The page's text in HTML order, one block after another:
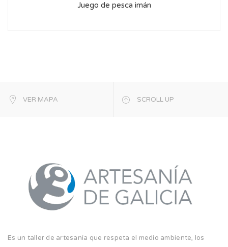
Juego de pesca imán
VER MAPA SCROLL UP
Es un taller de artesanía que respeta el medio ambiente, los